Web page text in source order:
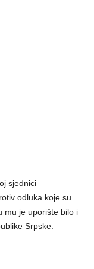
sjednici
odluka koje su
mu je uporište bilo i
Srpske.